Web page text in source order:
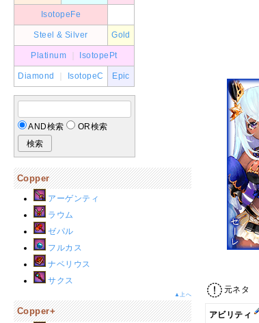
元ネタ
アビリティ
IsotopeFe
Steel & Silver Gold
Platinum IsotopePt
Diamond IsotopeC Epic
AND検索 OR検索
Copper
アーゲンティ
ラウム
ゼパル
フルカス
ナベリウス
サクス
▲上へ
Copper+